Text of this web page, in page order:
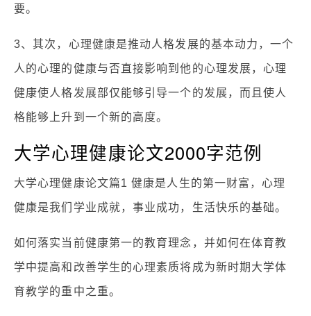
要。
3、其次，心理健康是推动人格发展的基本动力，一个
人的心理的健康与否直接影响到他的心理发展，心理
健康使人格发展部仅能够引导一个的发展，而且使人
格能够上升到一个新的高度。
大学心理健康论文2000字范例
大学心理健康论文篇1 健康是人生的第一财富，心理
健康是我们学业成就，事业成功，生活快乐的基础。
如何落实当前健康第一的教育理念，并如何在体育教
学中提高和改善学生的心理素质将成为新时期大学体
育教学的重中之重。